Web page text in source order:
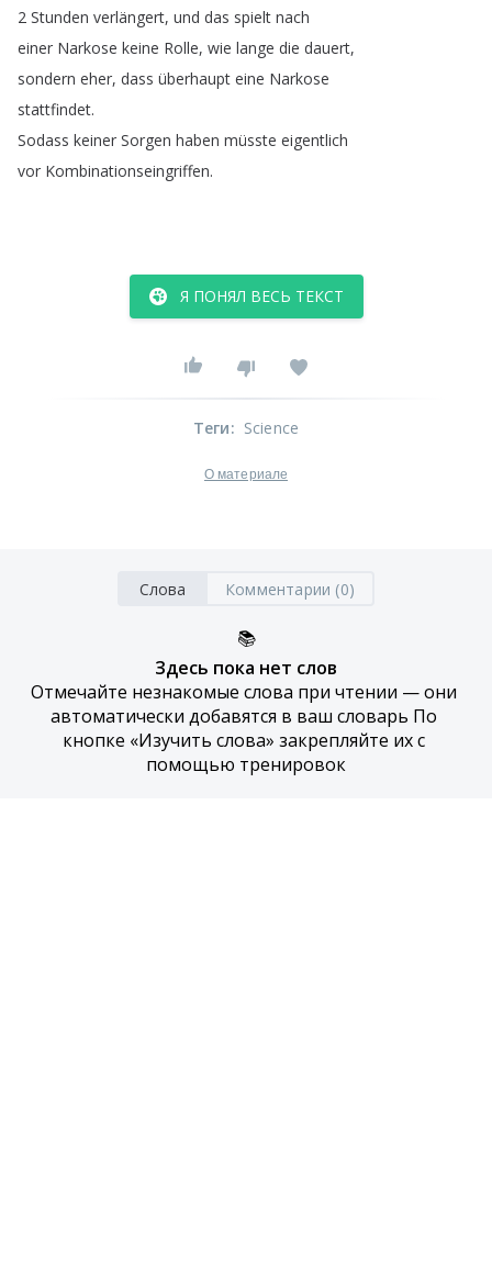
2 Stunden verlängert, und das spielt nach
einer Narkose keine Rolle, wie lange die dauert,
sondern eher, dass überhaupt eine Narkose
stattfindet.
Sodass keiner Sorgen haben müsste eigentlich
vor Kombinationseingriffen.
Я ПОНЯЛ ВЕСЬ ТЕКСТ
Теги: Science
О материале
Слова Комментарии (0)
📚
Здесь пока нет слов
Отмечайте незнакомые слова при чтении — они
автоматически добавятся в ваш словарь По
кнопке «Изучить слова» закрепляйте их с
помощью тренировок